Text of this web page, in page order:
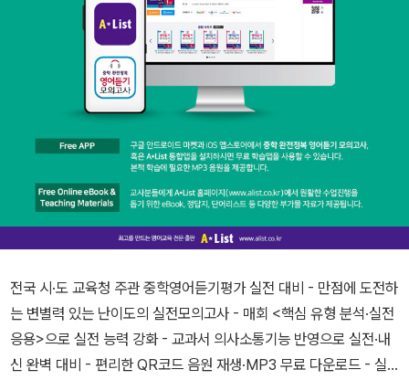
전국 시·도 교육청 주관 중학영어듣기평가 실전 대비 - 만점에 도전하
는 변별력 있는 난이도의 실전모의고사 - 매회 <핵심 유형 분석·실전
응용>으로 실전 능력 강화 - 교과서 의사소통기능 반영으로 실전·내
신 완벽 대비 - 편리한 QR코드 음원 재생·MP3 무료 다운로드 - 실